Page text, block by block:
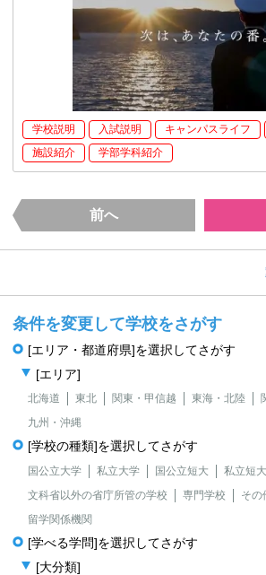
学校説明 入試説明 キャンパスライフ
施設紹介
学部学科紹介
前へ
条件を変更して学校をさがす
[エリア・都道府県]を選択してさがす
[エリア]
北海道 東北 関東・甲信越 東海・北陸
九州・沖縄
[学校の種類]を選択してさがす
国公立大学 私立大学 国公立短大 私立短大
文科省以外の省庁所管の学校
専門学校
その
留学関係機関
[学べる学問]を選択してさがす
[大分類]